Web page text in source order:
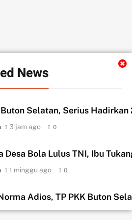
News
Selatan, Serius
3 jam ago 0
Desa Bola Lulus TNI, Ibu
1 minggu ago 0
Adios, TP PKK Buton
1 minggu ago 0